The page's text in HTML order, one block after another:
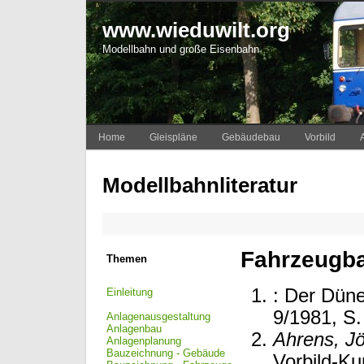
www.wieduwilt.org
Modellbahn und große Eisenbahn
Home Gleispläne Gebäudebau Vorbild
Modellbahnliteratur
Themen
Einleitung
Anlagenausgestaltung
Anlagenbau
Anlagenplanung
Bauzeichnung - Gebäude
: Der
9/1981,
Ahrens,